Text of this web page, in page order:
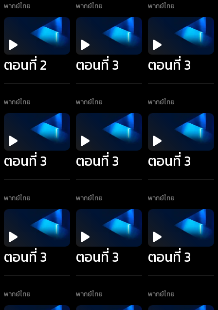
พากย์ไทย พากย์ไทย พากย์ไทย
ตอนที่ 2
พากย์ไทย
ตอนที่ 3
พากย์ไทย
ตอนที่ 3
พากย์ไทย
ตอนที่ 3
พากย์ไทย
ตอนที่ 3
พากย์ไทย
ตอนที่ 3
พากย์ไทย
ตอนที่ 3
พากย์ไทย
ตอนที่ 3
พากย์ไทย
ตอนที่ 3
พากย์ไทย